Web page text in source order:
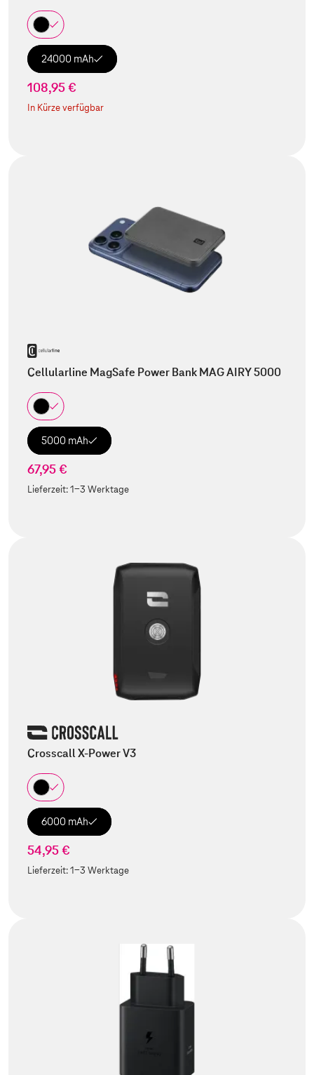
24000 mAh
108,95 €
In Kürze verfügbar
Cellularline MagSafe Power Bank MAG AIRY 5000
5000 mAh
67,95 €
Lieferzeit:1-3 Werktage
Crosscall X-Power V3
6000 mAh
54,95 €
Lieferzeit:1-3 Werktage